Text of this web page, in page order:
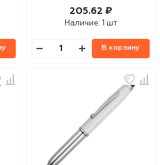
205.62 ₽
Наличие: 1 шт
В корзину